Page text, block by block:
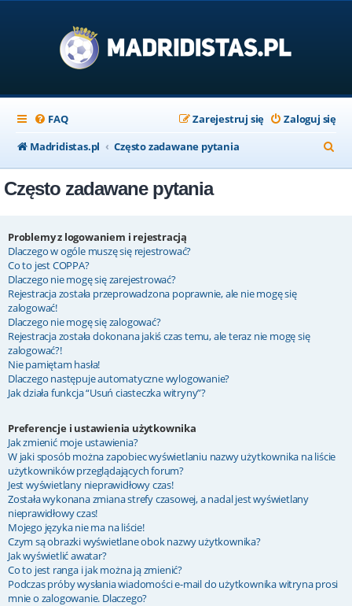
FAQ Zaloguj się
Zarejestruj się
Madridistas.pl
Często zadawane pytania
z
Często zadawane pytania
Problemy z logowaniem i rejestracją
Dlaczego w ogóle muszę się rejestrować?
Co to jest COPPA?
Dlaczego nie mogę się zarejestrować?
Rejestracja została przeprowadzona poprawnie, ale nie mogę się
zalogować!
Dlaczego nie mogę się zalogować?
Rejestracja została dokonana jakiś czas temu, ale teraz nie mogę się
zalogować?!
Nie pamiętam hasła!
Dlaczego następuje automatyczne wylogowanie?
Jak działa funkcja “Usuń ciasteczka witryny”?
Preferencje i ustawienia użytkownika
Jak zmienić moje ustawienia?
W jaki sposób można zapobiec wyświetlaniu nazwy użytkownika na liście
użytkowników przeglądających forum?
Jest wyświetlany nieprawidłowy czas!
Została wykonana zmiana strefy czasowej, a nadal jest wyświetlany
nieprawidłowy czas!
Mojego języka nie ma na liście!
Czym są obrazki wyświetlane obok nazwy użytkownika?
Jak wyświetlić awatar?
Co to jest ranga i jak można ją zmienić?
Podczas próby wysłania wiadomości e-mail do użytkownika witryna prosi
mnie o zalogowanie. Dlaczego?